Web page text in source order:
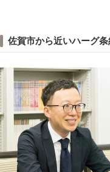
佐賀市から近いハーグ